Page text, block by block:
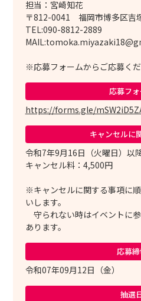
担当：宮崎知花
〒812-0041 福岡市博多区吉
TEL:090-8812-2889
※応募フォームからご応募くだ
応募フ
https://forms.gle/
キャンセルに
令和7年9月16日（火曜日）以
キャンセル料：4,500円
※キャンセルに関する事項に
いします。
守られない時はイベントに
あります。
応募
令和07年09月12日（金）
抽選